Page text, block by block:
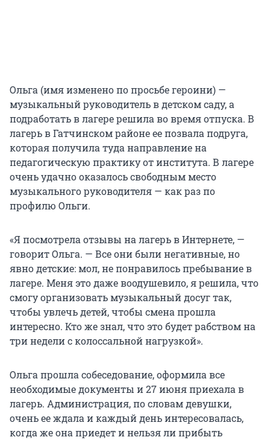
Ольга (имя изменено по просьбе героини) —
музыкальный руководитель в детском саду, а
подработать в лагере решила во время отпуска. В
лагерь в Гатчинском районе ее позвала подруга,
которая получила туда направление на
педагогическую практику от института. В лагере
очень удачно оказалось свободным место
музыкального руководителя — как раз по
профилю Ольги.
«Я посмотрела отзывы на лагерь в Интернете, —
говорит Ольга. — Все они были негативные, но
явно детские: мол, не понравилось пребывание в
лагере. Меня это даже воодушевило, я решила, что
смогу организовать музыкальный досуг так,
чтобы увлечь детей, чтобы смена прошла
интересно. Кто же знал, что это будет рабством на
три недели с колоссальной нагрузкой».
Ольга прошла собеседование, оформила все
необходимые документы и 27 июня приехала в
лагерь. Администрация, по словам девушки,
очень ее ждала и каждый день интересовалась,
когда же она приедет и нельзя ли прибыть